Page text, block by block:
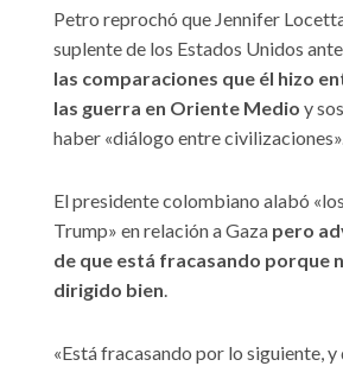
Petro reprochó que Jennifer
suplente de los Estados Unidos
las comparaciones que él hizo
las guerra en Oriente Medio y
haber «diálogo entre
El presidente colombiano alabó
Trump» en relación a Gaza pero
de que está fracasando porque
dirigido bien.
«Está fracasando por lo siguiente,